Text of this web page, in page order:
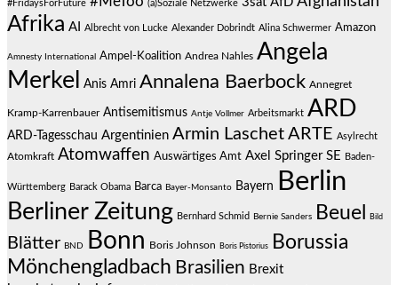
#FridaysForFuture (a)Soziale Netzwerke
Afrika AI Albrecht von Lucke Alexander Dobrindt Alina Schwermer Amazon
Amnesty International Ampel-Koalition Andrea Nahles Angela
Merkel
Anis Amri Annalena Baerbock Annegret
Kramp-Karrenbauer Antisemitismus Antje Vollmer Arbeitsmarkt ARD
ARD-Tagesschau Argentinien Armin Laschet ARTE Asylrecht
Atomkraft Atomwaffen Auswärtiges Amt Axel Springer SE Baden-
Württemberg Barack Obama Barca Bayer-Monsanto Bayern Berlin
Berliner Zeitung Bernhard Schmid Bernie Sanders Beuel Bild
Blätter BND Bonn Boris Johnson Boris Pistorius
Borussia
Mönchengladbach Brasilien Brexit